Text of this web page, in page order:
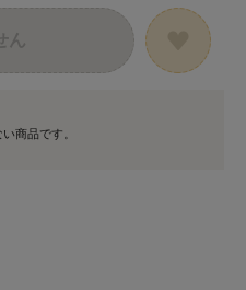
商品です。